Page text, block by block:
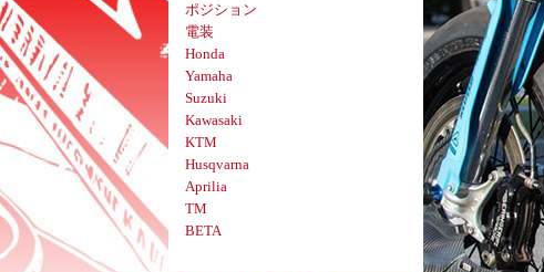
ポジション
電装
Honda
Yamaha
Suzuki
Kawasaki
KTM
Husqvarna
Aprilia
TM
BETA